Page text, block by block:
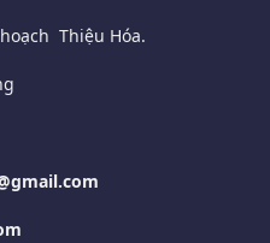
Thiệu Hóa.